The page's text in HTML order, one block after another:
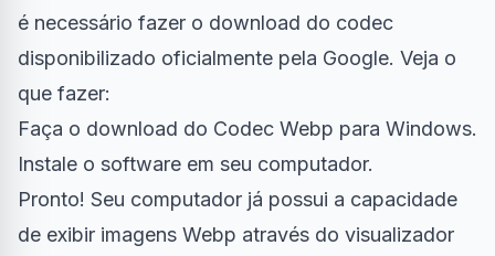
é necessário fazer o download do codec
disponibilizado oficialmente pela Google. Veja o
que fazer:
Faça o download do Codec Webp para Windows.
Instale o software em seu computador.
Pronto! Seu computador já possui a capacidade
de exibir imagens Webp através do visualizador